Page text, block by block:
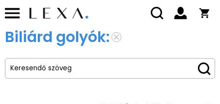
Biliárd golyók: